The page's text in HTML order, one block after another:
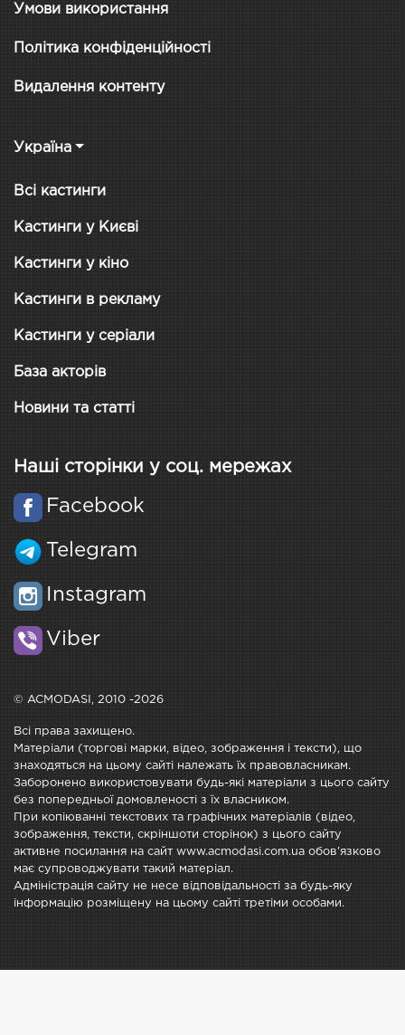
Умови використання
Політика конфіденційності
Видалення контенту
Україна
Всі кастинги
Кастинги у Києві
Кастинги у кіно
Кастинги в рекламу
Кастинги у серіали
База акторів
Новини та статті
Наші сторінки у соц. мережах
Facebook
Telegram
Instagram
Viber
© ACMODASI, 2010 -2026
Всі права захищено.
Матеріали (торгові марки, відео, зображення і тексти), що
знаходяться на цьому сайті належать їх правовласникам.
Заборонено використовувати будь-які матеріали з цього сайту
без попередньої домовленості з їх власником.
При копіюванні текстових та графічних матеріалів (відео,
зображення, тексти, скріншоти сторінок) з цього сайту
активне посилання на сайт www.acmodasi.com.ua обов'язково
має супроводжувати такий матеріал.
Адміністрація сайту не несе відповідальності за будь-яку
інформацію розміщену на цьому сайті третіми особами.